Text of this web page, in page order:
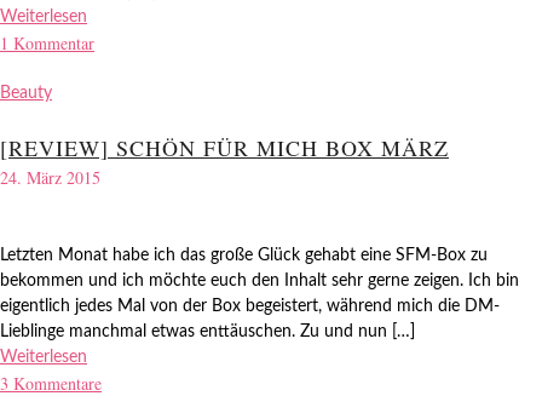
Weiterlesen
1 Kommentar
Beauty
[REVIEW] SCHÖN FÜR MICH BOX MÄRZ
24. März 2015
Letzten Monat habe ich das große Glück gehabt eine SFM-Box zu
bekommen und ich möchte euch den Inhalt sehr gerne zeigen. Ich bin
eigentlich jedes Mal von der Box begeistert, während mich die DM-
Lieblinge manchmal etwas enttäuschen. Zu und nun […]
Weiterlesen
3 Kommentare